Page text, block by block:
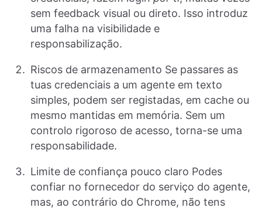
sem feedback visual ou direto. Isso introduz
uma falha na visibilidade e
responsabilização.
Riscos de armazenamento Se passares as
tuas credenciais a um agente em texto
simples, podem ser registadas, em cache ou
mesmo mantidas em memória. Sem um
controlo rigoroso de acesso, torna-se uma
responsabilidade.
Limite de confiança pouco claro Podes
confiar no fornecedor do serviço do agente,
mas, ao contrário do Chrome, não tens